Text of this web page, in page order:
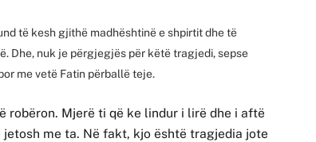
të kesh gjithë madhështinë e shpirtit dhe të
Dhe, nuk je përgjegjës për këtë tragjedi, sepse
me vetë Fatin përballë teje.
robëron. Mjerë ti që ke lindur i lirë dhe i aftë
me ta. Në fakt, kjo është tragjedia jote